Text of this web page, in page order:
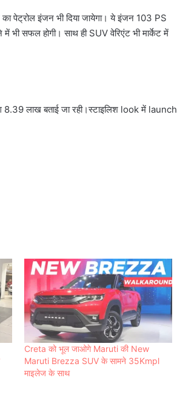
पेट्रोल इंजन भी दिया जायेगा। ये इंजन 103 PS
सफल होगी। साथ ही SUV वेरिएंट भी मार्केट में
लाख बताई जा रही।स्टाइलिश look में launch
Creta को भूल जाओगे Maruti की New
Maruti Brezza SUV के सामने 35Kmpl
माइलेज के साथ